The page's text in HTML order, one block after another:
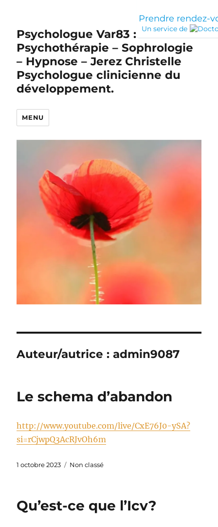
Psychologue Var83 :
Psychothérapie – Sophrologie
– Hypnose – Jerez Christelle
Psychologue clinicienne du
développement.
MENU
Auteur/autrice :admin9087
Le schema d’abandon
http://www.youtube.com/live/CxE76J0-ySA?
si=rCjwpQ3AcRJvOh6m
Publié
1 octobre 2023 Catégories
Non classé
Qu’est-ce que l’Icv?
Prendre rendez-
Un service de